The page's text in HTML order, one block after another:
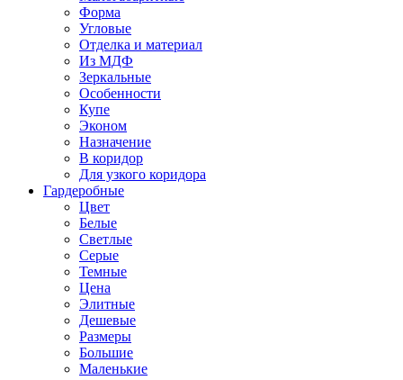
Форма
Угловые
Отделка и материал
Из МДФ
Зеркальные
Особенности
Купе
Эконом
Назначение
В коридор
Для узкого коридора
Гардеробные
Цвет
Белые
Светлые
Серые
Темные
Цена
Элитные
Дешевые
Размеры
Большие
Маленькие